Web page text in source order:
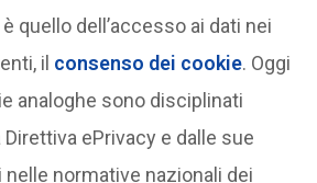
quello dell’accesso ai dati nei
il consenso dei cookie. Oggi
analoghe sono disciplinati
Direttiva ePrivacy e dalle sue
normative nazionali dei